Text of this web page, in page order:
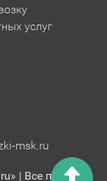
услуг
msk.ru
| Все права